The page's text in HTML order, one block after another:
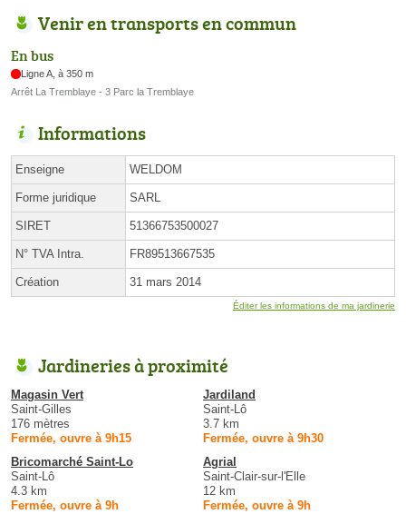
Venir en transports en commun
En bus
Ligne A, à 350 m
Arrêt La Tremblaye - 3 Parc la Tremblaye
Informations
Enseigne WELDOM
Forme juridique SARL
SIRET 51366753500027
N° TVA Intra. FR89513667535
Création 31 mars 2014
Éditer les informations de ma jardinerie
Jardineries à proximité
Magasin Vert
Saint-Gilles
176 mètres
Fermée, ouvre à 9h15
Jardiland
Saint-Lô
3.7 km
Fermée, ouvre à 9h30
Bricomarché Saint-Lo
Saint-Lô
4.3 km
Fermée, ouvre à 9h
Agrial
Saint-Clair-sur-l'Elle
12 km
Fermée, ouvre à 9h